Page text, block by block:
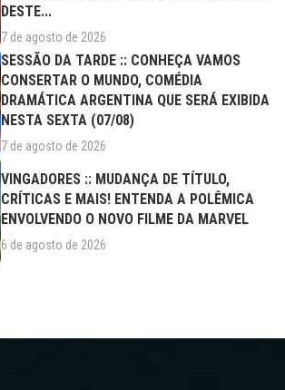
DESTE...
7 de agosto de 2026
SESSÃO DA TARDE :: CONHEÇA VAMOS
CONSERTAR O MUNDO, COMÉDIA
DRAMÁTICA ARGENTINA QUE SERÁ EXIBIDA
NESTA SEXTA (07/08)
7 de agosto de 2026
VINGADORES :: MUDANÇA DE TÍTULO,
CRÍTICAS E MAIS! ENTENDA A POLÊMICA
ENVOLVENDO O NOVO FILME DA MARVEL
6 de agosto de 2026